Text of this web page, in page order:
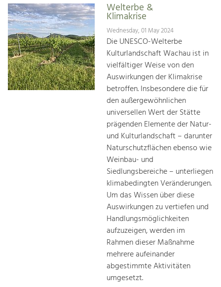
Welterbe &
Klimakrise
Wednesday, 01 May 2024
Die UNESCO-Welterbe
Kulturlandschaft Wachau ist in
vielfältiger Weise von den
Auswirkungen der Klimakrise
betroffen. Insbesondere die für
den außergewöhnlichen
universellen Wert der Stätte
prägenden Elemente der Natur-
und Kulturlandschaft – darunter
Naturschutzflächen ebenso wie
Weinbau- und
Siedlungsbereiche – unterliegen
klimabedingten Veränderungen.
Um das Wissen über diese
Auswirkungen zu vertiefen und
Handlungsmöglichkeiten
aufzuzeigen, werden im
Rahmen dieser Maßnahme
mehrere aufeinander
abgestimmte Aktivitäten
umgesetzt.